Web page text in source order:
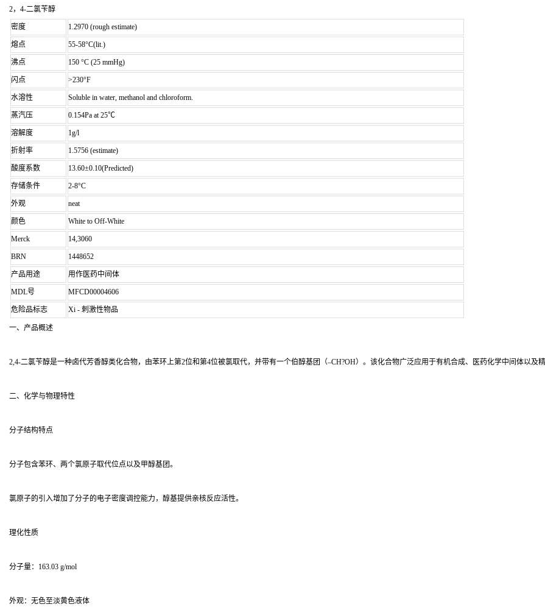
2，4-二氯苄醇
密度 1.2970 (rough estimate)
熔点 55-58°C(lit.)
沸点 150 °C (25 mmHg)
闪点 >230°F
水溶性 Soluble in water, methanol and chloroform.
蒸汽压 0.154Pa at 25℃
溶解度 1g/l
折射率 1.5756 (estimate)
酸度系数 13.60±0.10(Predicted)
存储条件 2-8°C
外观 neat
颜色 White to Off-White
Merck 14,3060
BRN 1448652
产品用途 用作医药中间体
MDL号 MFCD00004606
危险品标志 Xi - 刺激性物品
一、产品概述
2,4-二氯苄醇是一种卤代芳香醇类化合物，由苯环上第2位和第4位被氯取代，并带有一个伯醇基团（–CH?OH）。该化合物广泛应用于有机合成、医药化学中间体以及
二、化学与物理特性
分子结构特点
分子包含苯环、两个氯原子取代位点以及甲醇基团。
氯原子的引入增加了分子的电子密度调控能力，醇基提供亲核反应活性。
理化性质
分子量：163.03 g/mol
外观：无色至淡黄色液体